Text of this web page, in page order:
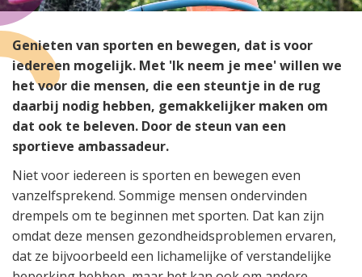
Genieten van sporten en bewegen, dat is voor
iedereen mogelijk. Met 'Ik neem je mee' willen we
het voor die mensen, die een steuntje in de rug
daarbij nodig hebben, gemakkelijker maken om
dat ook te beleven. Door de steun van een
sportieve ambassadeur.
Niet voor iedereen is sporten en bewegen even
vanzelfsprekend. Sommige mensen ondervinden
drempels om te beginnen met sporten. Dat kan zijn
omdat deze mensen gezondheidsproblemen ervaren,
dat ze bijvoorbeeld een lichamelijke of verstandelijke